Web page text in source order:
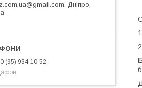
Дніпро,
(95) 934-10-52